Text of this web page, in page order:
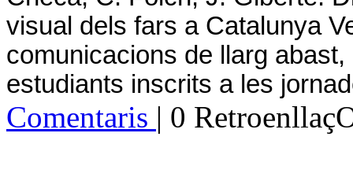
visual dels fars a Catalunya
comunicacions de llarg
estudiants inscrits a les
Comentaris | 0